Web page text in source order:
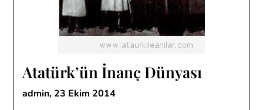
Atatürk’ün İnanç Dünyası
admin, 23 Ekim 2014